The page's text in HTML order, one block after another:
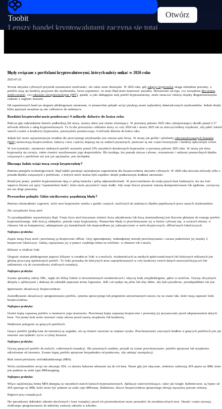
Toobit
Lepszy handel kryptowalutami zaczyna się tutaj
Otwórz
Błędy związane z portfelami kryptowalutowymi, których należy unikać w 2026 roku
2025-07-25
Wzrost aktywów cyfrowych przyniósł niesamowite możliwości, ale także nowe obowiązki. W 2025 roku, gdy adopcja kryptowalutosiąga rekordowe poziomy, a
portfele stają się bardziej przyjazne dla użytkownika, łatwo zapomnieć, że mały błąd może kosztować wszystko. Niezależnie od tego, czy zarządzasz Bitcoinem,
stablecoinami
, czy tokenami niewymienialnymi (NFT), sposób, w jaki obsługujesz swój portfel kryptowalutowy, może oznaczać różnicę między długoterminowymi
zyskami a nagłymi stratami.
Od zapomnianych haseł po uleganie phishingowym oszustwom, te powszechne pułapki wciąż potykają nawet najbardziej doświadczonych użytkowników. Jednak dzięki
kilku sprytnym nawykom są one całkowicie do uniknięcia.
Kradzież kryptowalut może przekroczyć 4 miliardy dolarów do końca roku
Podczas gdy indywidualne historie podkreślają ból straty, szerszy obraz jest równie alarmujący. W pierwszej połowie 2025 roku cyberprzestępcy ukradli ponad 2,17
miliarda dolarów z usług kryptowalutowych. Ta liczba przewyższa całkowite straty za cały 2024 rok i stawia 2025 rok na niszczycielskiej trajektorii, aby pobić rekord
wszech czasów w kradzieży kryptowalut, potencjalnie przekraczając 4 miliardy dolarów do końca roku.
Jednak być może najważniejszym trendem dla przeciętnego użytkownika jest zmiana pola bitwy. W miarę jak giełdy i platformy zdecentralizowanych finansów
(DeFi)wzmacniają bezpieczeństwo, hakerzy coraz częściej skupiają się na osobach prywatnych, ponieważ są one często łatwiejszym i bardziej opłacalnym celem.
W rzeczywistości, naruszenia osobistych portfeli stanowiły ponad 23% wszystkich skradzionych kryptowalut w pierwszej połowie 2025 roku. W miarę jak świat
kryptowalut się rozwija, rośnie również wyrafinowanie jego drapieżników. Dla każdego, kto posiada aktywa cyfrowe, zrozumienie i unikanie powszechnych błędów
związanych z portfelami nie jest już opcjonalne, jest niezbędne.
Dlaczego ludzie wciąż tracą swoje kryptowaluty?
Pomimo postępów technologicznych, błąd ludzki pozostaje największym zagrożeniem dla bezpieczeństwa aktywów cyfrowych. W 2026 roku stracono miliardy tylko z
powodu błędów związanych z portfelami, z których wiele można było zapobiec dzięki podstawowym środkom ostrożności.
Powód jest prosty: portfele kryptowalutowe dają ci pełną kontrolę i pełną odpowiedzialność. W przeciwieństwie do tradycyjnych kont bankowych, nie ma linii
wsparcia klienta ani opcji "zapomniałem hasła", która może przywrócić twoje środki. Gdy twoje klucze prywatne zostaną skompromitowane lub zgubione, zazwyczaj
nie ma drogi powrotnej.
Powszechne pułapki: Gdzie użytkownicy popełniają błędy?
Pomimo różnorodności zagrożeń, wiele strat kryptowalut wynika z garstki częstych, możliwych do uniknięcia błędów popełnianych przez samych użytkowników.
Złe zarządzanie frazą seed
To prawdopodobnie najważniejszy błąd. Twoja fraza seed (nazywana również frazą odzyskiwania lub frazą mnemonikową) jest kluczem głównym do twojego portfela
kryptowalutowego. Jeśli ktoś ją zdobędzie, posiada twoje kryptowaluty. Powszechne błędy to przechowywanie jej w formie cyfrowej (np. w zrzutach ekranu, w
chmurze lub na komputerze), udostępnianie jej komukolwiek lub nieprawidłowe jej zabezpieczenie w wielu bezpiecznych, offline'owych lokalizacjach.
Najlepsza praktyka:
Zapisz swoją frazę seed i przechowuj ją bezpiecznie offline. Użyj ognioodpornej, wodoodpornej metody przechowywania i rozważ podzielenie jej między 2
bezpieczne lokalizacje. Unikaj zapisywania jej w postaci zwykłego tekstu na telefonie, w chmurze lub e-mailu.
Klikanie w złośliwe linki
Uleganie atakom phishingowym poprzez klikanie w zwodnicze linki w e-mailach, wiadomościach na mediach społecznościowych lub fałszywych reklamach jest
główną przyczyną opróżnionych portfeli. Te linki prowadzą do fałszywych stron zaprojektowanych w celu kradzieży twoich danych uwierzytelniających lub
nakłonienia cię do zatwierdzenia złośliwych transakcji.
Najlepsza praktyka:
Zawsze sprawdzaj adresy URL, nigdy nie klikaj linków w niezamówionych wiadomościach i włączaj kody antyphishingowe, gdzie to możliwe. Używaj oficjalnych
sklepów z aplikacjami i dodawaj do zakładek poprawne strony logowania. Jeśli coś wydaje się pilne lub zbyt dobre, aby było prawdziwe, prawdopodobnie tak jest.
Ignorowanie aktualizacji bezpieczeństwa:
Zaniedbywanie aktualizacji oprogramowania portfela, systemu operacyjnego lub programów antywirusowych naraża cię na znane luki, które mają naprawić łatki
bezpieczeństwa.
Najlepsza praktyka:
Utwórz kopię zapasową portfela w momencie jego utworzenia. Przechowuj kopię zapasową bezpiecznie i przetestuj jej przywracanie przed zdeponowaniem dużych
kwot. Ten prosty krok może uratować twoje aktywa przed awarią urządzenia lub kradzieżą.
Nadmierne poleganie na gorących portfelach
Gorące portfele (podłączone do internetu) są wygodne, ale są również narażone na większe ryzyko. Przechowywanie znacznych środków w gorących portfelach jest jak
noszenie oszczędności życia w tylnej kieszeni.
Najlepsza praktyka:
Używaj gorących portfeli do małych, codziennych transakcji. Dla poważnych zasobów, przejdź na zimne przechowywanie: portfele sprzętowe lub urządzenia
odizolowane od internetu. Zawsze kupuj portfele sprzętowe bezpośrednio od producenta, aby uniknąć manipulacji.
Brak uwierzytelniania wieloskładnikowego (MFA)
Wielu użytkowników wciąż nie aktywuje 2FA, co ułatwia hakerom włamanie się do ich kont. Nawet gdy jest włączone, niektórzy wybierają 2FA oparte na SMS, które
jest podatne na ataki typu SIM-swapping.
Najlepsza praktyka:
Włącz najsilniejszą formę MFA dostępną na wszystkich swoich kontach kryptowalutowych. Aplikacje uwierzytelniające, takie jak Google Authenticator, są lepsze od
2FA opartego na SMS, które może być podatne na ataki typu SIM-swap. Dodatkowo, klucze bezpieczeństwa sprzętowego oferują najwyższy poziom ochrony.
Pośpiech przy transakcjach
Nie sprawdzanie dokładnie adresów docelowych i kwot transakcji przed ich potwierdzeniem może prowadzić do nieodwracalnych strat. Oszuści często używają
złośliwego oprogramowania do subtelnej zamiany adresów w schowku.